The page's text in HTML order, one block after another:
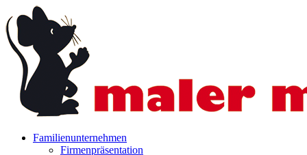
to
main
content
search
Menu
Familienunternehmen
Firmenpräsentation